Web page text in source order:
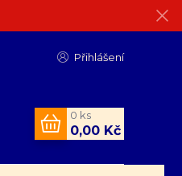
Přihlášení
0 ks
0,00 Kč